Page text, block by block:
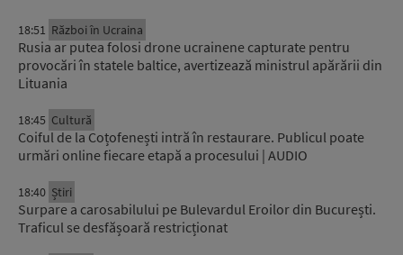
18:51 Război în Ucraina
Rusia ar putea folosi drone ucrainene capturate pentru
provocări în statele baltice, avertizează ministrul apărării din
Lituania
18:45 Cultură
Coiful de la Coțofenești intră în restaurare. Publicul poate
urmări online fiecare etapă a procesului | AUDIO
18:40 Știri
Surpare a carosabilului pe Bulevardul Eroilor din București.
Traficul se desfășoară restricționat